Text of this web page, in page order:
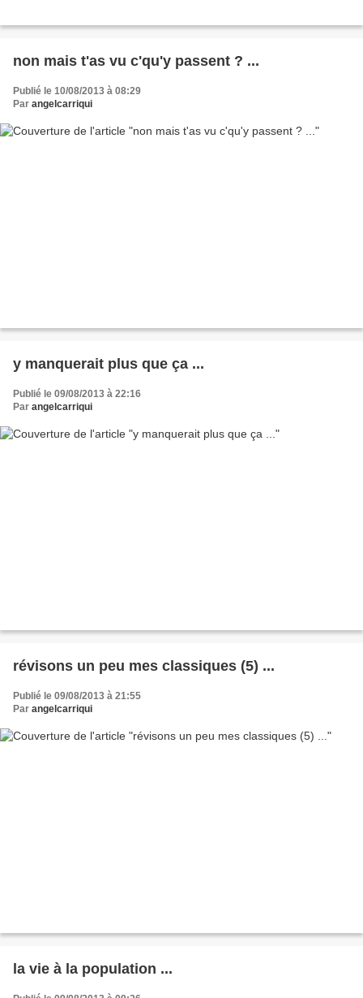
non mais t'as vu c'qu'y passent ? ...
Publié le 10/08/2013 à 08:29
Par angelcarriqui
y manquerait plus que ça ...
Publié le 09/08/2013 à 22:16
Par angelcarriqui
révisons un peu mes classiques (5) ...
Publié le 09/08/2013 à 21:55
Par angelcarriqui
la vie à la population ...